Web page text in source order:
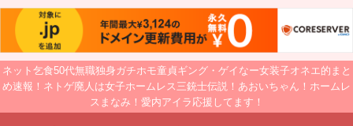
ネット乞食50代無職独身ガチホモ童貞ギング・ゲイなー女装子オネエ的まと
め速報！ネトゲ廃人は女子ホームレス三銃士伝説！あおいちゃん！ホームレ
スまなみ！愛内アイラ応援してます！